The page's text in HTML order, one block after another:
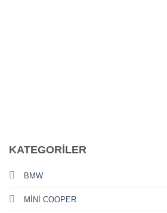
KATEGORİLER
BMW
MİNİ COOPER